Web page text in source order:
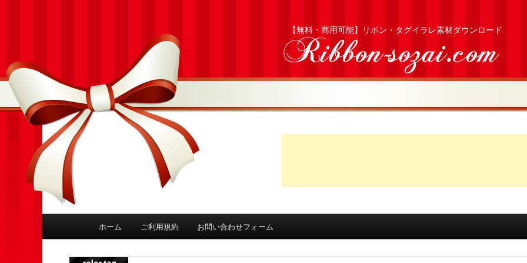
【無料・商用可能】リボン・タグイラレ素材ダウンロード
メインメニューメインコンテンツへ移動
ホーム ご利用規約 お問い合わせフォーム